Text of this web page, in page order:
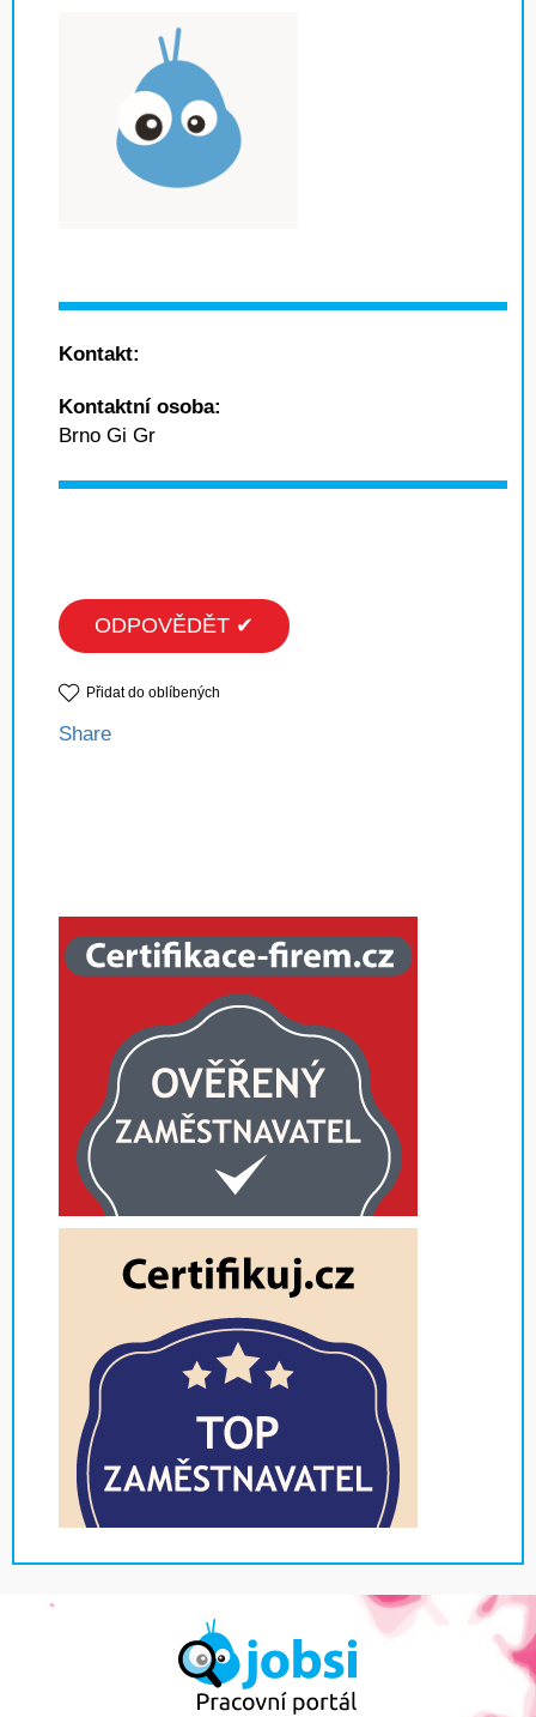
Kontakt:
Kontaktní osoba:
Brno Gi Gr
ODPOVĚDĚT ✔
Přidat do oblíbených
Share